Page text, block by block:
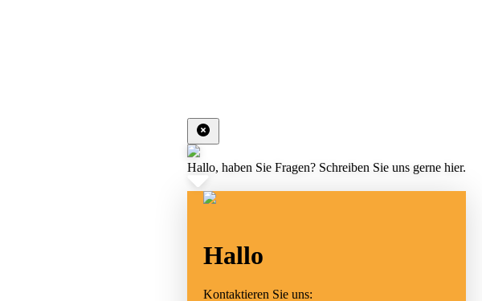
Hallo, haben Sie Fragen? Schreiben Sie uns gerne hier.
Hallo
Kontaktieren Sie uns: